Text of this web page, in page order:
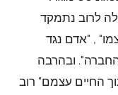
לרוב נתמקד
, "אדם נגד
ובהרבה
החיים עצמם" רוב